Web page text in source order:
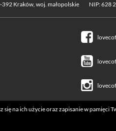
Kraków, woj. małopolskie NIP: 628
na ich użycie oraz zapisanie w pamięci